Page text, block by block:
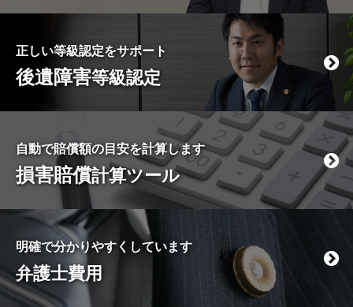
正しい等級認定をサポート
後遺障害等級認定
自動で賠償額の目安を計算します
損害賠償計算ツール
明確で分かりやすくしています
弁護士費用